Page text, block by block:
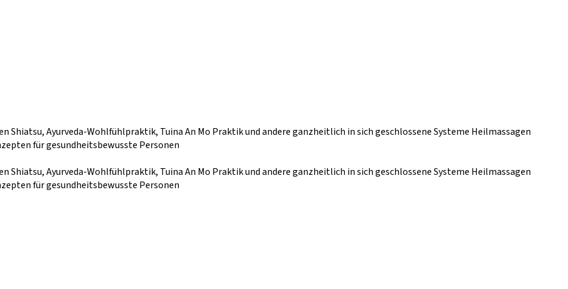
Shiatsu, Ayurveda-Wohlfühlpraktik, Tuina An Mo Praktik und andere ganzheitlich in sich geschlossene Systeme Heilmassagen
für gesundheitsbewusste Personen
Shiatsu, Ayurveda-Wohlfühlpraktik, Tuina An Mo Praktik und andere ganzheitlich in sich geschlossene Systeme Heilmassagen
für gesundheitsbewusste Personen